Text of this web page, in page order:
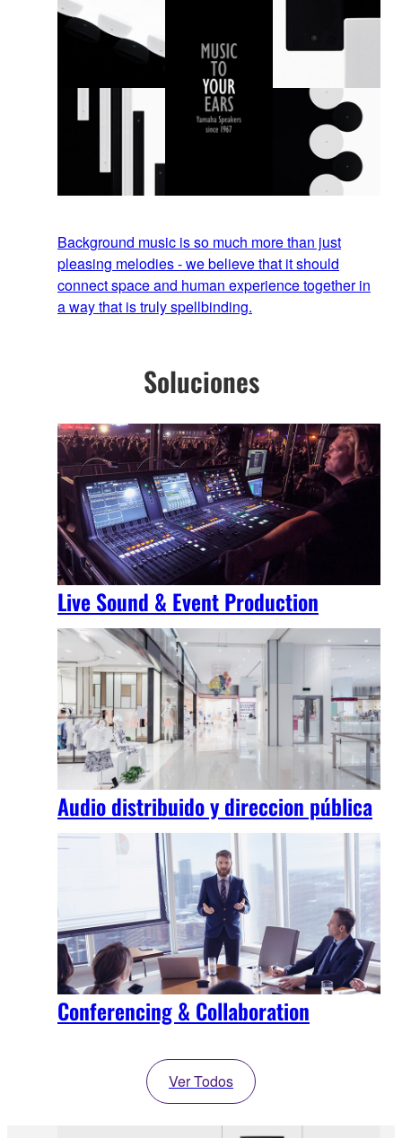
Background music is so much more than just
pleasing melodies - we believe that it should
connect space and human experience together in
a way that is truly spellbinding.
Soluciones
Live Sound & Event Production
Audio distribuido y direccion pública
Conferencing & Collaboration
Ver Todos